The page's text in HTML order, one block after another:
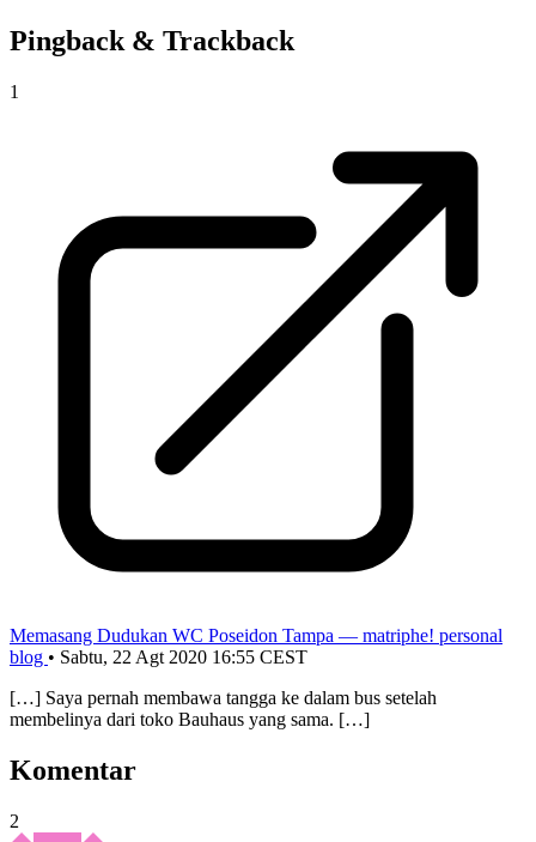
Pingback & Trackback
1
Memasang Dudukan WC Poseidon Tampa — matriphe! personal
blog • Sabtu, 22 Agt 2020 16:55 CEST
[…] Saya pernah membawa tangga ke dalam bus setelah
membelinya dari toko Bauhaus yang sama. […]
Komentar
2